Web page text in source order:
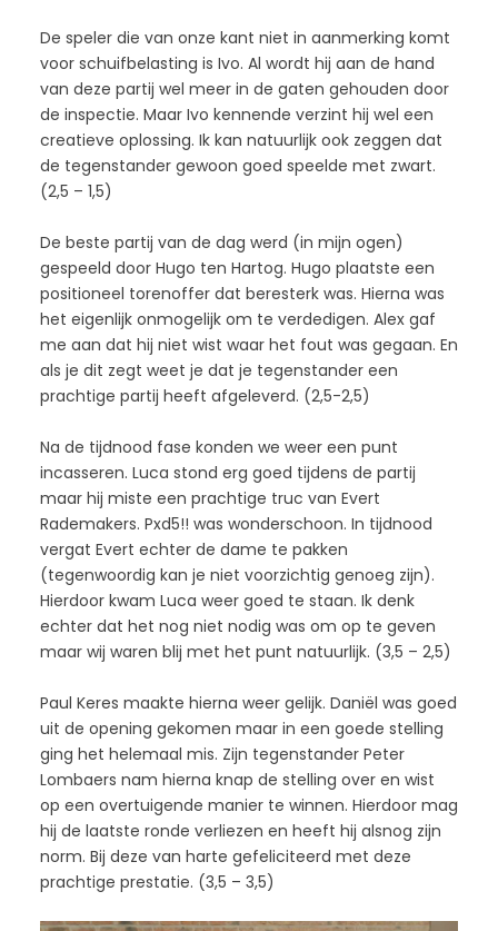
De speler die van onze kant niet in aanmerking komt
voor schuifbelasting is Ivo. Al wordt hij aan de hand
van deze partij wel meer in de gaten gehouden door
de inspectie. Maar Ivo kennende verzint hij wel een
creatieve oplossing. Ik kan natuurlijk ook zeggen dat
de tegenstander gewoon goed speelde met zwart.
(2,5 – 1,5)
De beste partij van de dag werd (in mijn ogen)
gespeeld door Hugo ten Hartog. Hugo plaatste een
positioneel torenoffer dat beresterk was. Hierna was
het eigenlijk onmogelijk om te verdedigen. Alex gaf
me aan dat hij niet wist waar het fout was gegaan. En
als je dit zegt weet je dat je tegenstander een
prachtige partij heeft afgeleverd. (2,5-2,5)
Na de tijdnood fase konden we weer een punt
incasseren. Luca stond erg goed tijdens de partij
maar hij miste een prachtige truc van Evert
Rademakers. Pxd5!! was wonderschoon. In tijdnood
vergat Evert echter de dame te pakken
(tegenwoordig kan je niet voorzichtig genoeg zijn).
Hierdoor kwam Luca weer goed te staan. Ik denk
echter dat het nog niet nodig was om op te geven
maar wij waren blij met het punt natuurlijk. (3,5 – 2,5)
Paul Keres maakte hierna weer gelijk. Daniël was goed
uit de opening gekomen maar in een goede stelling
ging het helemaal mis. Zijn tegenstander Peter
Lombaers nam hierna knap de stelling over en wist
op een overtuigende manier te winnen. Hierdoor mag
hij de laatste ronde verliezen en heeft hij alsnog zijn
norm. Bij deze van harte gefeliciteerd met deze
prachtige prestatie. (3,5 – 3,5)